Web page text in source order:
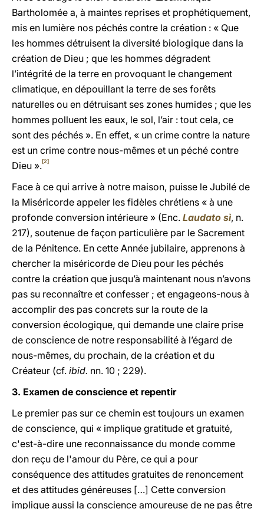
Bartholomée a, à maintes reprises et prophétiquement,
mis en lumière nos péchés contre la création : « Que
les hommes détruisent la diversité biologique dans la
création de Dieu ; que les hommes dégradent
l’intégrité de la terre en provoquant le changement
climatique, en dépouillant la terre de ses forêts
naturelles ou en détruisant ses zones humides ; que les
hommes polluent les eaux, le sol, l’air : tout cela, ce
sont des péchés ». En effet, « un crime contre la nature
est un crime contre nous-mêmes et un péché contre
Dieu ».[2]
Face à ce qui arrive à notre maison, puisse le Jubilé de
la Miséricorde appeler les fidèles chrétiens « à une
profonde conversion intérieure » (Enc. Laudato sì, n.
217), soutenue de façon particulière par le Sacrement
de la Pénitence. En cette Année jubilaire, apprenons à
chercher la miséricorde de Dieu pour les péchés
contre la création que jusqu’à maintenant nous n’avons
pas su reconnaître et confesser ; et engageons-nous à
accomplir des pas concrets sur la route de la
conversion écologique, qui demande une claire prise
de conscience de notre responsabilité à l’égard de
nous-mêmes, du prochain, de la création et du
Créateur (cf. ibid. nn. 10 ; 229).
3. Examen de conscience et repentir
Le premier pas sur ce chemin est toujours un examen
de conscience, qui « implique gratitude et gratuité,
c'est-à-dire une reconnaissance du monde comme
don reçu de l'amour du Père, ce qui a pour
conséquence des attitudes gratuites de renoncement
et des attitudes généreuses […] Cette conversion
implique aussi la conscience amoureuse de ne pas être